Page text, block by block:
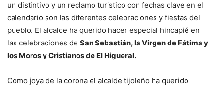
un distintivo y un reclamo turístico con fechas clave en el
calendario son las diferentes celebraciones y fiestas del
pueblo. El alcalde ha querido hacer especial hincapié en
las celebraciones de San Sebastián, la Virgen de Fátima y
los Moros y Cristianos de El Higueral.
Como joya de la corona el alcalde tijoleño ha querido